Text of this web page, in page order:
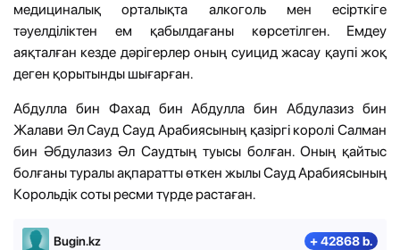
медициналық орталықта алкоголь мен есірткіге
тәуелділіктен ем қабылдағаны көрсетілген. Емдеу
аяқталған кезде дәрігерлер оның суицид жасау қаупі жоқ
деген қорытынды шығарған.
Абдулла бин Фахад бин Абдулла бин Абдулазиз бин
Жалави Әл Сауд Сауд Арабиясының қазіргі королі Салман
бин Әбдулазиз Әл Саудтың туысы болған. Оның қайтыс
болғаны туралы ақпаратты өткен жылы Сауд Арабиясының
Корольдік соты ресми түрде растаған.
Bugin.kz + 42868 b.